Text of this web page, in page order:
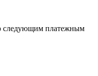
cледующим платежным